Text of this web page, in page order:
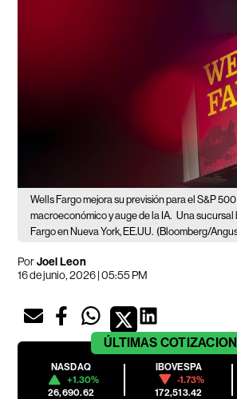
Wells Fargo mejora su previsión para el S&P
macroeconómico y auge de la IA. Una sucursal
Fargo en Nueva York, EE.UU. (Bloomberg/
PorJoel Leon
16 de junio, 2026 | 05:55 PM
ÚLTIMAS
NASDAQ
+1.30%
26,690.62
IBOVESPA
-1.73%
172,513.42